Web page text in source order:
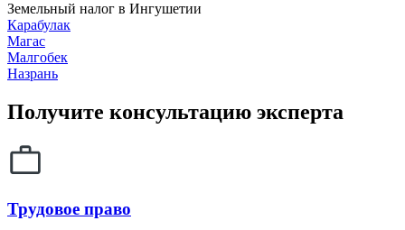
Земельный налог в Ингушетии
Карабулак
Магас
Малгобек
Назрань
Получите консультацию эксперта
Трудовое право